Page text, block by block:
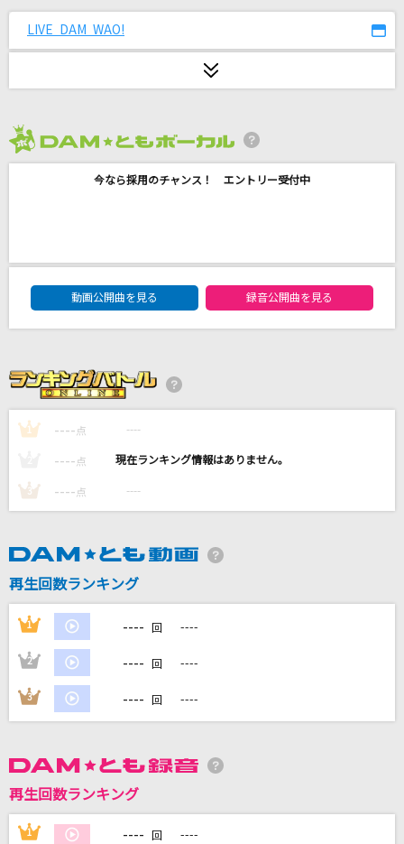
可愛くてごめん
恋しさと せつなさと 心強さと
Official髭男dism
IRIS OUT
竹内まりや
[生音]やさしくなりたい
[生音]傷だらけを抱きしめて
藤原泰衡(鳥海浩輔)
カラオケ最新情報をチェック！
LIVE DAM WAO!
今なら採用のチャンス！ エントリー受付中
DAM★ともボーカルエントリーランキング
動画公開曲を見る
録音公開曲を見る
1 ---- 点 ----
---- 点 ----
3 ---- 点 ----
再生回数ランキング
1 ---- 回 ----
2 ---- 回 ----
3 ---- 回 ----
再生回数ランキング
1 ---- 回 ----